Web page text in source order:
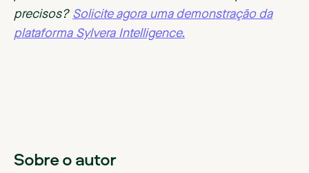
precisos? Solicite agora uma demonstração da
plataforma Sylvera Intelligence.
Sobre o autor